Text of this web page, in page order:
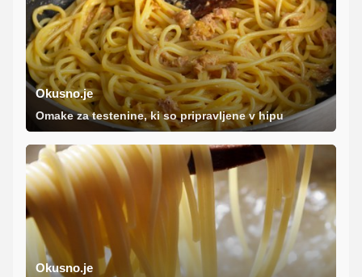
Okusno.je
Omake za testenine, ki so pripravljene v hipu
Okusno.je